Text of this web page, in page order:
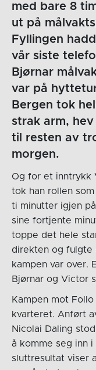
med bare 8
ut på
Fyllingen
vår siste
Bjørnar
var på
Bergen tok
strak arm,
til resten av
morgen.
Og for et inntrykk
tok han rollen
ti minutter igjen
sine fortjente
toppe det hele
direkten og fulgte
kampen var over.
Bjørnar og Victor
Kampen mot
kvarteret. Anført
Nicolai Daling
å komme seg inn
sluttresultat viser